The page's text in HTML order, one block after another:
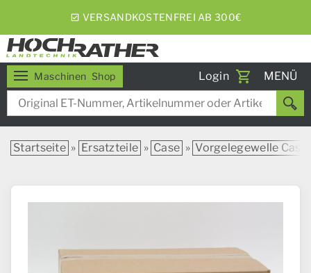
5% RABATT BEI WOCHENEXPRESS
Maschinen Shop Login
Toggle
MENÜ
Startseite » Ersatzteile » Case » Vorgelegewelle Case